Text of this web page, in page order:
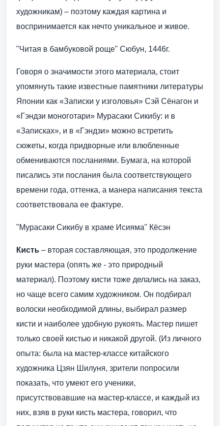
художникам) – поэтому каждая картина и
воспринимается как нечто уникальное и живое.
"Читая в бамбуковой роще" Сюбун, 1446г.
Говоря о значимости этого материала, стоит
упомянуть такие известные памятники литературы
Японии как «Записки у изголовья» Сэй Сёнагон и
«Гэндзи моноготари» Мурасаки Сикибу: и в
«Записках», и в «Гэндзи» можно встретить
сюжеты, когда придворные или влюбленные
обмениваются посланиями. Бумага, на которой
писались эти послания была соответствующего
времени года, оттенка, а манера написания текста
соответствовала ее фактуре.
"Мурасаки Сикибу в храме Исияма" Кёсэн
Кисть – вторая составляющая, это продолжение
руки мастера (опять же - это природный
материал). Поэтому кисти тоже делались на заказ,
но чаще всего самим художником. Он подбирал
волоски необходимой длины, выбирал размер
кисти и наиболее удобную рукоять. Мастер пишет
только своей кистью и никакой другой. (Из личного
опыта: была на мастер-классе китайского
художника Цзян Шилуня, зрители попросили
показать, что умеют его ученики,
присутствовавшие на мастер-классе, и каждый из
них, взяв в руки кисть мастера, говорил, что